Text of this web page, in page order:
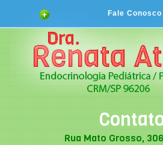
Rua Mato Grosso,
Fale Conosco